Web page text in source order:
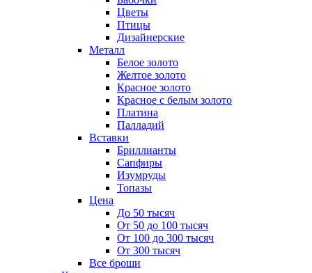
Цветы
Птицы
Дизайнерские
Металл
Белое золото
Желтое золото
Красное золото
Красное с белым золото
Платина
Палладий
Вставки
Бриллианты
Сапфиры
Изумруды
Топазы
Цена
До 50 тысяч
От 50 до 100 тысяч
От 100 до 300 тысяч
От 300 тысяч
Все броши